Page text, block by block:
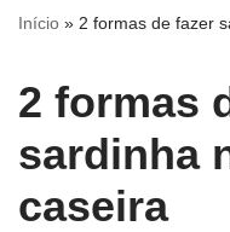
Início » 2 formas de fazer
2 formas
sardinha
caseira